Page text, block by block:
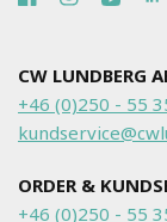
CW LUNDBERG
+46 (0)250 - 55
ORDER &
+46 (0)250 - 55